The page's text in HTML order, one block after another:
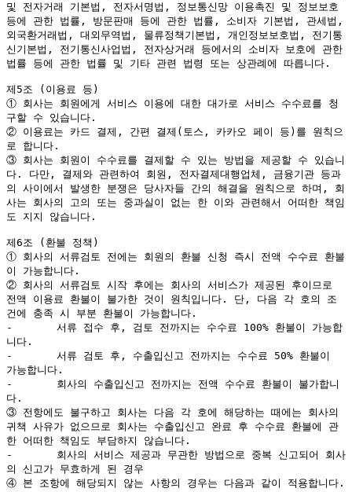
및 전자거래 기본법, 전자서명법, 정보통신망 이용촉진 및 정보보호
등에 관한 법률, 방문판매 등에 관한 법률, 소비자 기본법, 관세법,
외국환거래법, 대외무역법, 물류정책기본법, 개인정보보호법, 전기통
신기본법, 전기통신사업법, 전자상거래 등에서의 소비자 보호에 관한
법률 등에 관한 법률 및 기타 관련 법령 또는 상관례에 따릅니다.
제5조 (이용료 등)
① 회사는 회원에게 서비스 이용에 대한 대가로 서비스 수수료를 청
구할 수 있습니다.
② 이용료는 카드 결제, 간편 결제(토스, 카카오 페이 등)를 원칙으
로 합니다.
③ 회사는 회원이 수수료를 결제할 수 있는 방법을 제공할 수 있습니
다. 다만, 결제와 관련하여 회원, 전자결제대행업체, 금융기관 등과
의 사이에서 발생한 분쟁은 당사자들 간의 해결을 원칙으로 하며, 회
사는 회사의 고의 또는 중과실이 없는 한 이와 관련해서 어떠한 책임
도 지지 않습니다.
제6조 (환불 정책)
① 회사의 서류검토 전에는 회원의 환불 신청 즉시 전액 수수료 환불
이 가능합니다.
② 회사의 서류검토 시작 후에는 회사의 서비스가 제공된 후이므로
전액 이용료 환불이 불가한 것이 원칙입니다. 단, 다음 각 호의 조
건에 충족 시 부분 환불이 가능합니다.
-	서류 접수 후, 검토 전까지는 수수료 100% 환불이 가능합
니다.
-	서류 검토 후, 수출입신고 전까지는 수수료 50% 환불이
가능합니다.
-	회사의 수출입신고 전까지는 전액 수수료 환불이 불가합니
다.
③ 전항에도 불구하고 회사는 다음 각 호에 해당하는 때에는 회사의
귀책 사유가 없으므로 회사는 수출입신고 완료 후 수수료 환불에 관
한 어떠한 책임도 부담하지 않습니다.
-	회사의 서비스 제공과 무관한 방법으로 중복 신고되어 회사
의 신고가 무효하게 된 경우
④ 본 조항에 해당되지 않는 사항의 경우는 다음과 같이 적용합니다.